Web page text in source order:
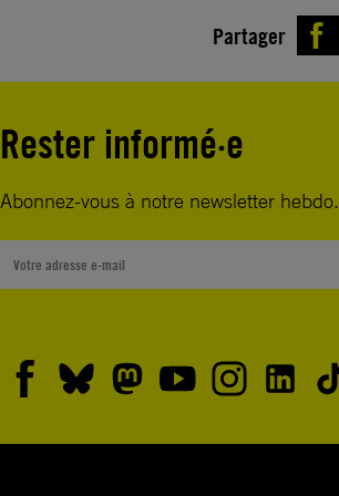
Partager
Rester informé·e
Abonnez-vous à notre newsletter hebdo.